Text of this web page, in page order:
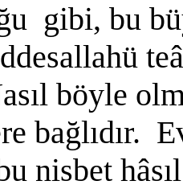
gibi, bu
böyle
bağlıdır.
nisbet